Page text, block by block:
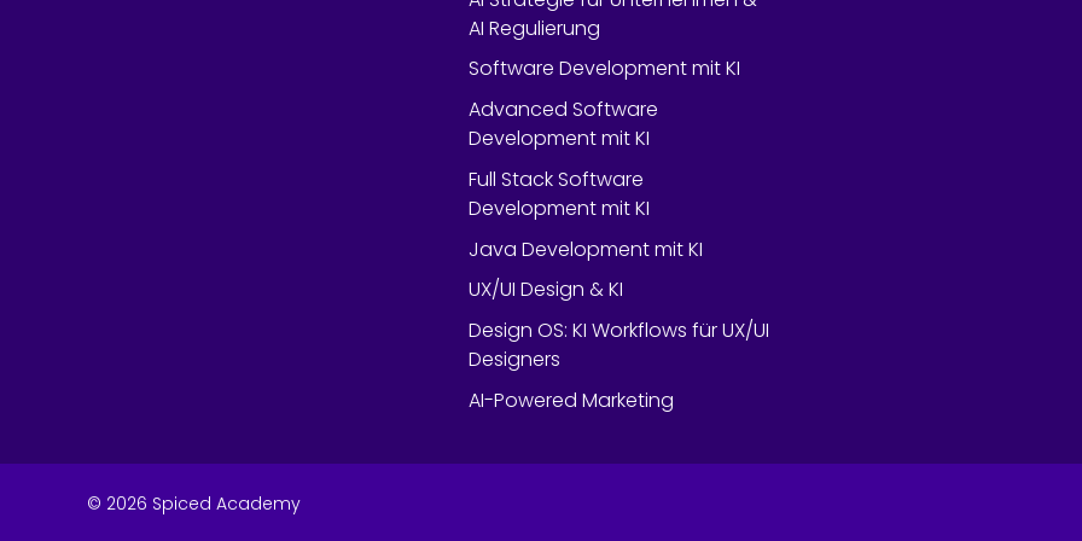
AI Regulierung
Software Development mit KI
Advanced Software
Development mit KI
Full Stack Software
Development mit KI
Java Development mit KI
UX/UI Design & KI
Design OS: KI Workflows für UX/UI
Designers
AI-Powered Marketing
© 2026 Spiced Academy